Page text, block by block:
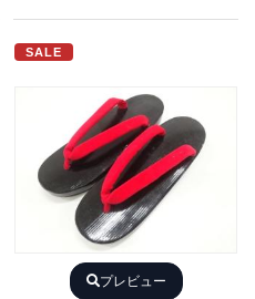
SALE
プレビュー